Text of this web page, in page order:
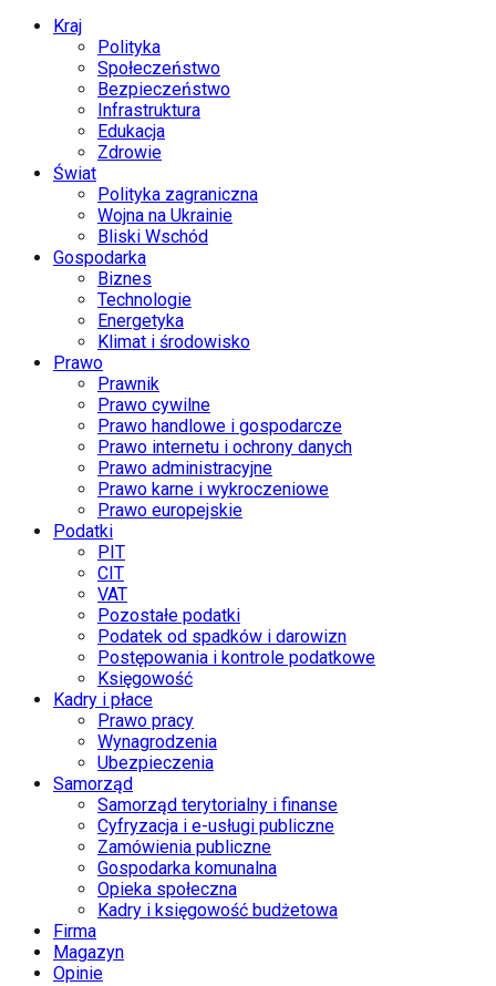
Kraj
Polityka
Społeczeństwo
Bezpieczeństwo
Infrastruktura
Edukacja
Zdrowie
Świat
Polityka zagraniczna
Wojna na Ukrainie
Bliski Wschód
Gospodarka
Biznes
Technologie
Energetyka
Klimat i środowisko
Prawo
Prawnik
Prawo cywilne
Prawo handlowe i gospodarcze
Prawo internetu i ochrony danych
Prawo administracyjne
Prawo karne i wykroczeniowe
Prawo europejskie
Podatki
PIT
CIT
VAT
Pozostałe podatki
Podatek od spadków i darowizn
Postępowania i kontrole podatkowe
Księgowość
Kadry i płace
Prawo pracy
Wynagrodzenia
Ubezpieczenia
Samorząd
Samorząd terytorialny i finanse
Cyfryzacja i e-usługi publiczne
Zamówienia publiczne
Gospodarka komunalna
Opieka społeczna
Kadry i księgowość budżetowa
Firma
Magazyn
Opinie